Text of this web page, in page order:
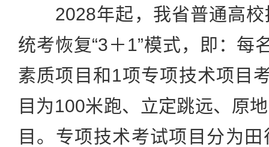
2028年起，我省普通高校
统考恢复“3＋1”模式，即：每
素质项目和1项专项技术项目
目为100米跑、立定跳远、原
目。专项技术考试项目分为